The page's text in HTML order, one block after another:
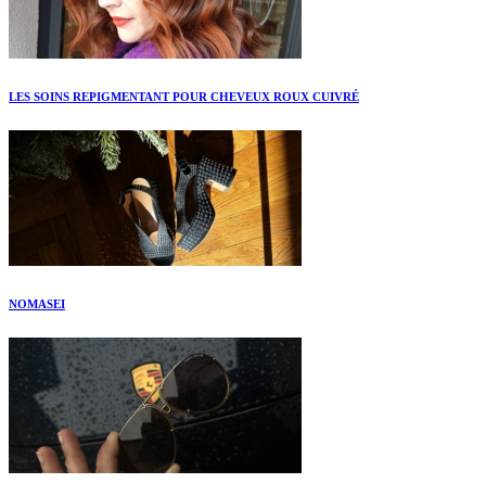
LES SOINS REPIGMENTANT POUR CHEVEUX ROUX CUIVRÉ
NOMASEI